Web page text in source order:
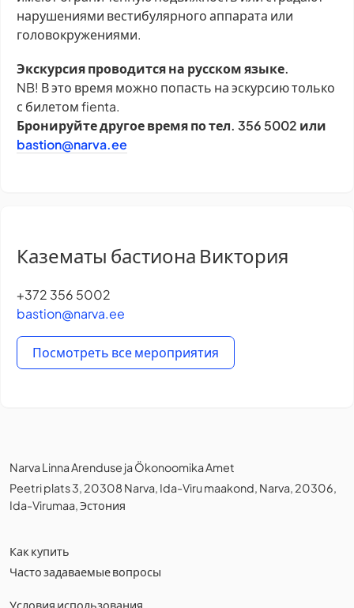
нарушениями вестибулярного аппарата или
головокружениями.
Экскурсия проводится на русском языке.
NB! В это время можно попасть на эскурсию только
с билетом fienta.
Бронируйте другое время по тел. 356 5002 или
bastion@narva.ee
Казематы бастиона Виктория
+372 356 5002
bastion@narva.ee
Посмотреть все мероприятия
Narva Linna Arenduse ja Ökonoomika Amet
Peetri plats 3, 20308 Narva, Ida-Viru maakond, Narva, 20306,
Ida-Virumaa, Эстония
Как купить
Часто задаваемые вопросы
Условия использования